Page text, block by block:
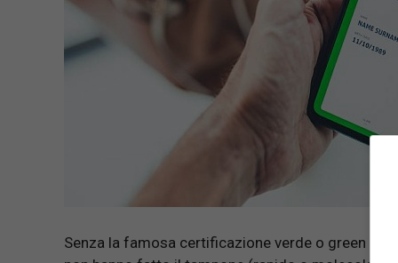
Senza la famosa certificazione verde o green